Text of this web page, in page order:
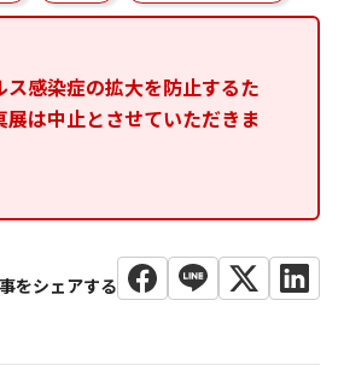
感染症の拡大を防止するた
展は中止とさせていただきま